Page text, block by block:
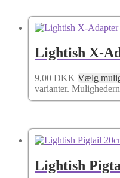
Lightish X-
9,00 DKK Vælg
varianter.
Lightish